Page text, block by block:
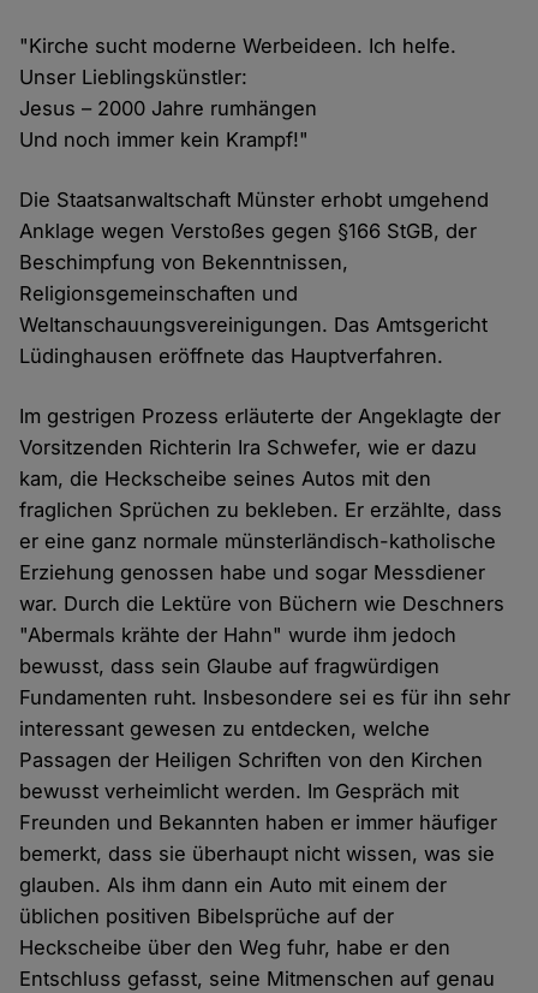
"Kirche sucht moderne Werbeideen. Ich helfe.
Unser Lieblingskünstler:
Jesus – 2000 Jahre rumhängen
Und noch immer kein Krampf!"
Die Staatsanwaltschaft Münster erhobt umgehend
Anklage wegen Verstoßes gegen §166 StGB, der
Beschimpfung von Bekenntnissen,
Religionsgemeinschaften und
Weltanschauungsvereinigungen. Das Amtsgericht
Lüdinghausen eröffnete das Hauptverfahren.
Im gestrigen Prozess erläuterte der Angeklagte der
Vorsitzenden Richterin Ira Schwefer, wie er dazu
kam, die Heckscheibe seines Autos mit den
fraglichen Sprüchen zu bekleben. Er erzählte, dass
er eine ganz normale münsterländisch-katholische
Erziehung genossen habe und sogar Messdiener
war. Durch die Lektüre von Büchern wie Deschners
"Abermals krähte der Hahn" wurde ihm jedoch
bewusst, dass sein Glaube auf fragwürdigen
Fundamenten ruht. Insbesondere sei es für ihn sehr
interessant gewesen zu entdecken, welche
Passagen der Heiligen Schriften von den Kirchen
bewusst verheimlicht werden. Im Gespräch mit
Freunden und Bekannten haben er immer häufiger
bemerkt, dass sie überhaupt nicht wissen, was sie
glauben. Als ihm dann ein Auto mit einem der
üblichen positiven Bibelsprüche auf der
Heckscheibe über den Weg fuhr, habe er den
Entschluss gefasst, seine Mitmenschen auf genau